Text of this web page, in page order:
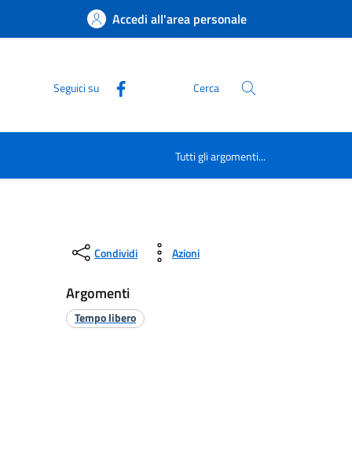
Accedi all'area personale
Seguici su Cerca
Tutti gli argomenti...
Condividi Azioni
Argomenti
Tempo libero